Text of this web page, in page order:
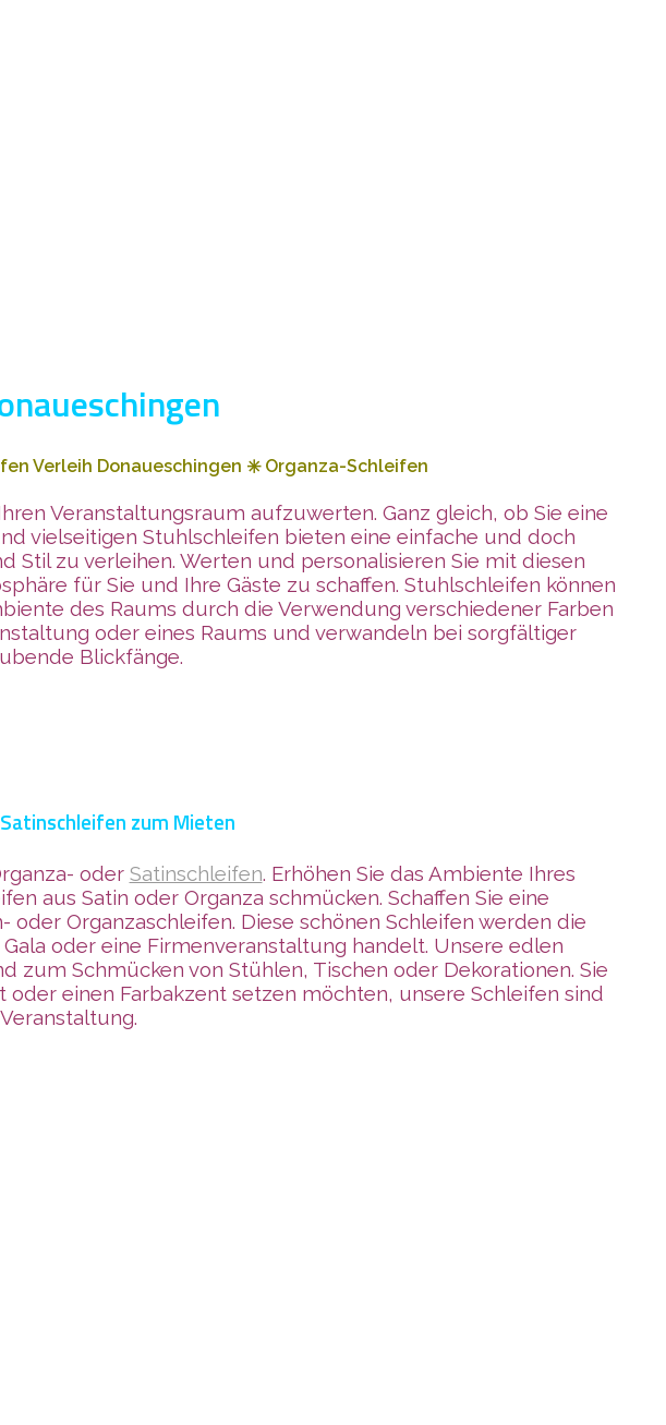
Verleih Donaueschingen ✳️ Organza-Schleifen
Veranstaltungsraum aufzuwerten. Ganz gleich, ob Sie eine
vielseitigen Stuhlschleifen bieten eine einfache und doch
zu verleihen. Werten und personalisieren Sie mit diesen
für Sie und Ihre Gäste zu schaffen. Stuhlschleifen können
des Raums durch die Verwendung verschiedener Farben
oder eines Raums und verwandeln bei sorgfältiger
Blickfänge.
zum Mieten
oder Satinschleifen. Erhöhen Sie das Ambiente Ihres
aus Satin oder Organza schmücken. Schaffen Sie eine
Organzaschleifen. Diese schönen Schleifen werden die
oder eine Firmenveranstaltung handelt. Unsere edlen
zum Schmücken von Stühlen, Tischen oder Dekorationen. Sie
einen Farbakzent setzen möchten, unsere Schleifen sind